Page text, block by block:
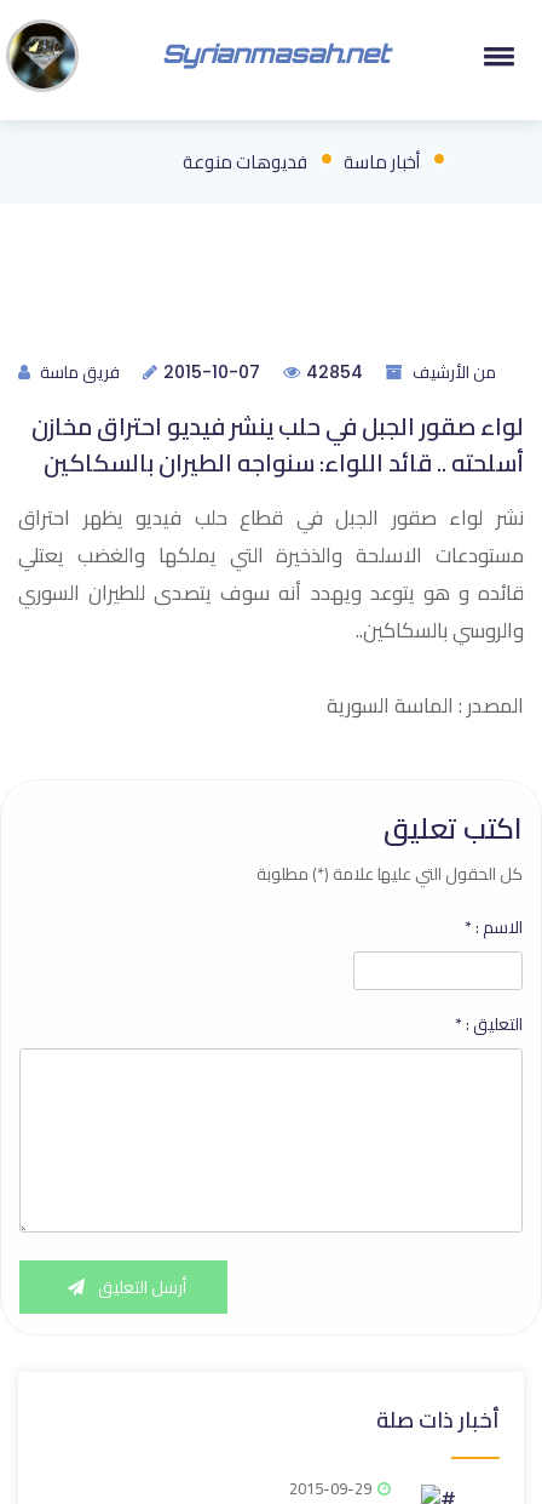
Syrianmasah.net
أخبار ماسة فديوهات منوعة
فريق ماسة 2015-10-07 42854 من الأرشيف
لواء صقور الجبل في حلب ينشر فيديو احتراق مخازن
أسلحته .. قائد اللواء: سنواجه الطيران بالسكاكين
نشر لواء صقور الجبل في قطاع حلب فيديو يظهر احتراق
مستودعات الاسلحة والذخيرة التي يملكها والغضب يعتلي
قائده و هو يتوعد ويهدد أنه سوف يتصدى للطيران السوري
والروسي بالسكاكين..
المصدر : الماسة السورية
اكتب تعليق
كل الحقول التي عليها علامة (*) مطلوبة
الاسم :*
التعليق :*
أرسل التعليق
أخبار ذات صلة
2015-09-29